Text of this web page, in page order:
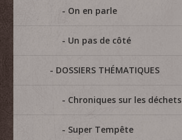
On en parle
Un pas de côté
DOSSIERS THÉMATIQUES
Chroniques sur les déchets
Super Tempête